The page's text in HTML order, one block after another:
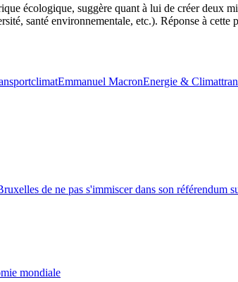
écologique, suggère quant à lui de créer deux
santé environnementale, etc.). Réponse à
climatEmmanuel MacronEnergie & Climat
de ne pas s'immiscer dans son référendum
mondiale